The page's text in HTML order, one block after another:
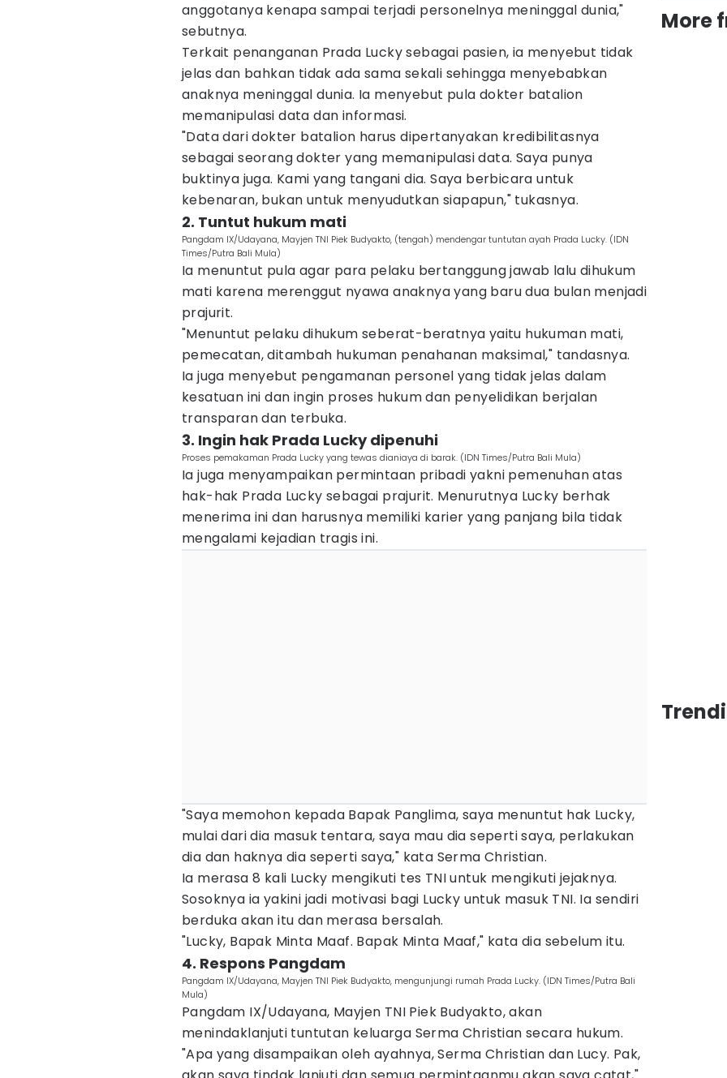
anggotanya kenapa sampai terjadi personelnya meninggal dunia,"
sebutnya.
Terkait penanganan Prada Lucky sebagai pasien, ia menyebut tidak
jelas dan bahkan tidak ada sama sekali sehingga menyebabkan
anaknya meninggal dunia. Ia menyebut pula dokter batalion
memanipulasi data dan informasi.
"Data dari dokter batalion harus dipertanyakan kredibilitasnya
sebagai seorang dokter yang memanipulasi data. Saya punya
buktinya juga. Kami yang tangani dia. Saya berbicara untuk
kebenaran, bukan untuk menyudutkan siapapun," tukasnya.
2. Tuntut hukum mati
Pangdam IX/Udayana, Mayjen TNI Piek Budyakto, (tengah) mendengar tuntutan ayah Prada Lucky. (IDN
Times/Putra Bali Mula)
Ia menuntut pula agar para pelaku bertanggung jawab lalu dihukum
mati karena merenggut nyawa anaknya yang baru dua bulan menjadi
prajurit.
"Menuntut pelaku dihukum seberat-beratnya yaitu hukuman mati,
pemecatan, ditambah hukuman penahanan maksimal," tandasnya.
Ia juga menyebut pengamanan personel yang tidak jelas dalam
kesatuan ini dan ingin proses hukum dan penyelidikan berjalan
transparan dan terbuka.
3. Ingin hak Prada Lucky dipenuhi
Proses pemakaman Prada Lucky yang tewas dianiaya di barak. (IDN Times/Putra Bali Mula)
Ia juga menyampaikan permintaan pribadi yakni pemenuhan atas
hak-hak Prada Lucky sebagai prajurit. Menurutnya Lucky berhak
menerima ini dan harusnya memiliki karier yang panjang bila tidak
mengalami kejadian tragis ini.
"Saya memohon kepada Bapak Panglima, saya menuntut hak Lucky,
mulai dari dia masuk tentara, saya mau dia seperti saya, perlakukan
dia dan haknya dia seperti saya," kata Serma Christian.
Ia merasa 8 kali Lucky mengikuti tes TNI untuk mengikuti jejaknya.
Sosoknya ia yakini jadi motivasi bagi Lucky untuk masuk TNI. Ia sendiri
berduka akan itu dan merasa bersalah.
"Lucky, Bapak Minta Maaf. Bapak Minta Maaf," kata dia sebelum itu.
4. Respons Pangdam
Pangdam IX/Udayana, Mayjen TNI Piek Budyakto, mengunjungi rumah Prada Lucky. (IDN Times/Putra Bali
Mula)
Pangdam IX/Udayana, Mayjen TNI Piek Budyakto, akan
menindaklanjuti tuntutan keluarga Serma Christian secara hukum.
"Apa yang disampaikan oleh ayahnya, Serma Christian dan Lucy. Pak,
More